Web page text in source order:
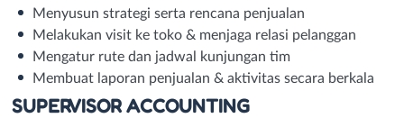
Menyusun strategi serta rencana penjualan
Melakukan visit ke toko & menjaga relasi pelanggan
Mengatur rute dan jadwal kunjungan tim
Membuat laporan penjualan & aktivitas secara berkala
SUPERVISOR ACCOUNTING